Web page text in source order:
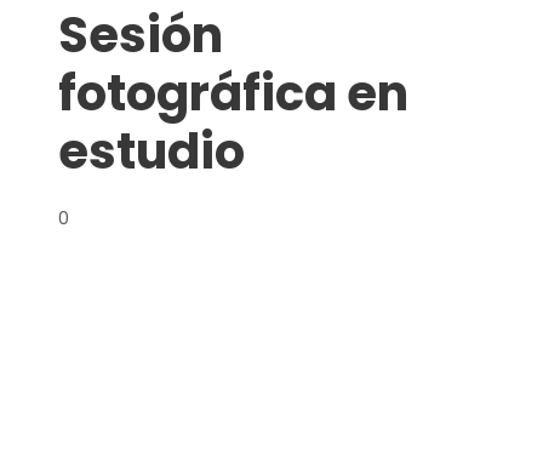
Sesión
fotográfica en
estudio
0